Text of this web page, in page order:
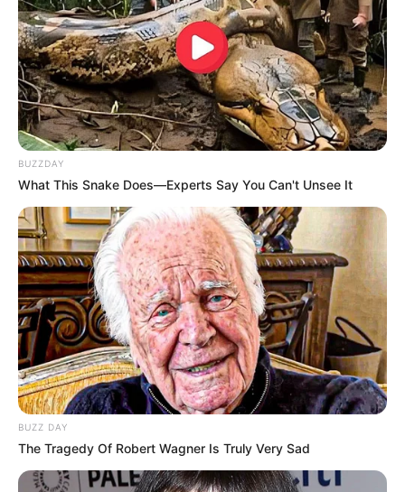
BUZZDAY
What This Snake Does—Experts Say You Can't Unsee It
BUZZ DAY
The Tragedy Of Robert Wagner Is Truly Very Sad